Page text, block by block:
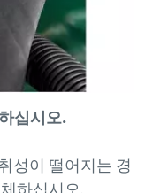
십시오.
성이 떨어지는 경
하십시오.